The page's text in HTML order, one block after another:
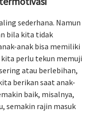
sederhana. Namun
bila kita tidak
anak bisa memiliki
perlu tekun memuji
atau berlebihan,
berikan saat anak-
baik, misalnya,
semakin rajin masuk